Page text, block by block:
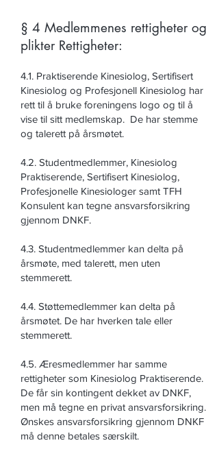
§ 4 Medlemmenes rettigheter og
plikter Rettigheter:
4.1. Praktiserende Kinesiolog, Sertifisert
Kinesiolog og Profesjonell Kinesiolog har
rett til å bruke foreningens logo og til å
vise til sitt medlemskap. De har stemme
og talerett på årsmøtet.
4.2. Studentmedlemmer, Kinesiolog
Praktiserende, Sertifisert Kinesiolog,
Profesjonelle Kinesiologer samt TFH
Konsulent kan tegne ansvarsforsikring
gjennom DNKF.
4.3. Studentmedlemmer kan delta på
årsmøte, med talerett, men uten
stemmerett.
4.4. Støttemedlemmer kan delta på
årsmøtet. De har hverken tale eller
stemmerett.
4.5. Æresmedlemmer har samme
rettigheter som Kinesiolog Praktiserende.
De får sin kontingent dekket av DNKF,
men må tegne en privat ansvarsforsikring.
Ønskes ansvarsforsikring gjennom DNKF
må denne betales særskilt.